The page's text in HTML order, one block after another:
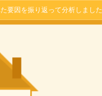
要因を振り返って分析しました